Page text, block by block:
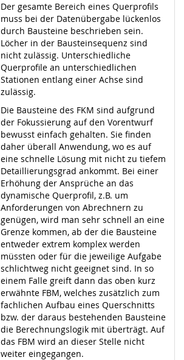
Der gesamte Bereich eines Querprofils
muss bei der Datenübergabe lückenlos
durch Bausteine beschrieben sein.
Löcher in der Bausteinsequenz sind
nicht zulässig. Unterschiedliche
Querprofile an unterschiedlichen
Stationen entlang einer Achse sind
zulässig.
Die Bausteine des FKM sind aufgrund
der Fokussierung auf den Vorentwurf
bewusst einfach gehalten. Sie finden
daher überall Anwendung, wo es auf
eine schnelle Lösung mit nicht zu tiefem
Detaillierungsgrad ankommt. Bei einer
Erhöhung der Ansprüche an das
dynamische Querprofil, z.B. um
Anforderungen von Abrechnern zu
genügen, wird man sehr schnell an eine
Grenze kommen, ab der die Bausteine
entweder extrem komplex werden
müssten oder für die jeweilige Aufgabe
schlichtweg nicht geeignet sind. In so
einem Falle greift dann das oben kurz
erwähnte FBM, welches zusätzlich zum
fachlichen Aufbau eines Querschnitts
bzw. der daraus bestehenden Bausteine
die Berechnungslogik mit überträgt. Auf
das FBM wird an dieser Stelle nicht
weiter eingegangen.